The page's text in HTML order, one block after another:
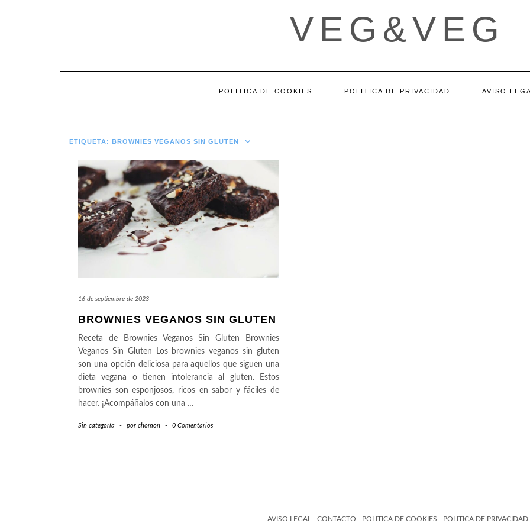
VEG&VEG
POLITICA DE COOKIES POLITICA DE PRIVACIDAD AVISO
ETIQUETA: BROWNIES VEGANOS SIN GLUTEN
16 de septiembre de 2023
BROWNIES VEGANOS SIN GLUTEN
Receta de Brownies Veganos Sin Gluten Brownies
Veganos Sin Gluten Los brownies veganos sin gluten
son una opción deliciosa para aquellos que siguen una
dieta vegana o tienen intolerancia al gluten. Estos
brownies son esponjosos, ricos en sabor y fáciles de
hacer. ¡Acompáñalos con una …
Sin categoría - por chomon - 0 Comentarios
AVISO LEGAL CONTACTO POLITICA DE COOKIES POLITICA DE PRIVACIDAD